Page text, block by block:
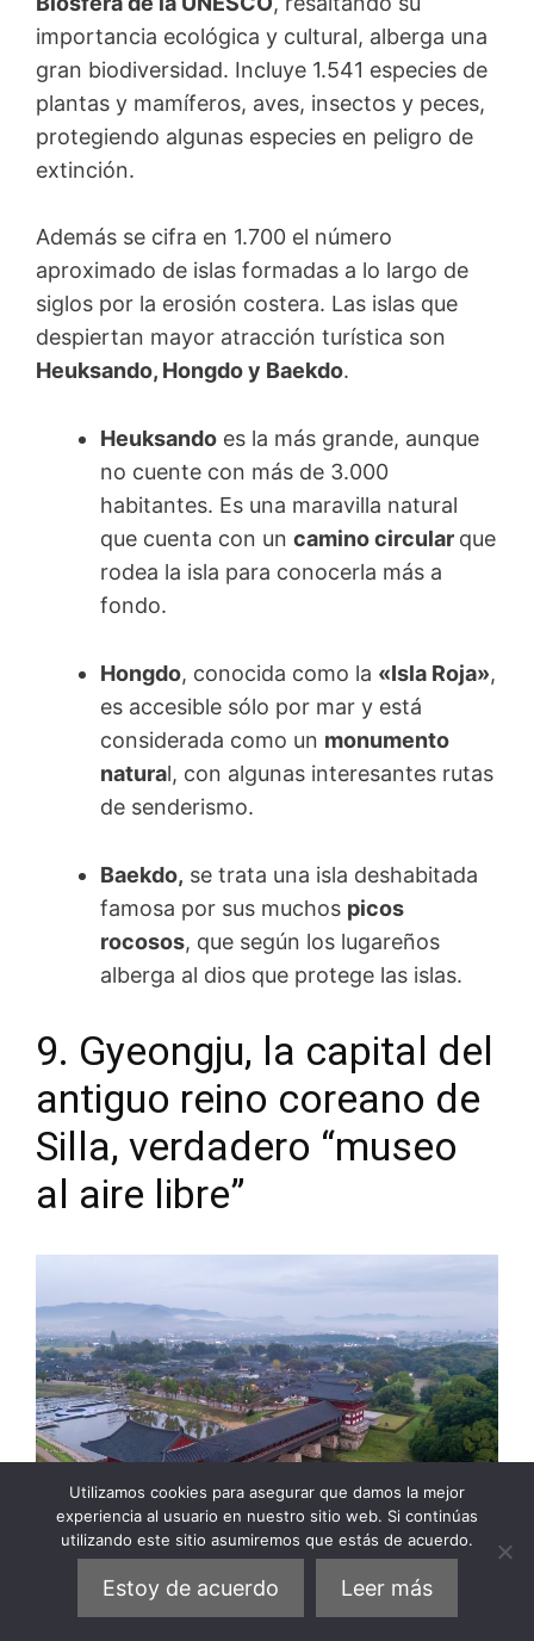
importancia ecológica y cultural, alberga una
gran biodiversidad. Incluye 1.541 especies de
plantas y mamíferos, aves, insectos y peces,
protegiendo algunas especies en peligro de
extinción.
Además se cifra en 1.700 el número
aproximado de islas formadas a lo largo de
siglos por la erosión costera. Las islas que
despiertan mayor atracción turística son
Heuksando, Hongdo y Baekdo.
Heuksando es la más grande, aunque
no cuente con más de 3.000
habitantes. Es una maravilla natural
que cuenta con un camino circular que
rodea la isla para conocerla más a
fondo.
Hongdo, conocida como la «Isla Roja»,
es accesible sólo por mar y está
considerada como un monumento
natural, con algunas interesantes rutas
de senderismo.
Baekdo, se trata una isla deshabitada
famosa por sus muchos picos
rocosos, que según los lugareños
alberga al dios que protege las islas.
9. Gyeongju, la capital del
antiguo reino coreano de
Silla, verdadero “museo
al aire libre”
La ciudad de Gyeongju fue capital delantiguo
Utilizamos cookies para asegurar que damos la mejor
experiencia al usuario en nuestro sitio web. Si continúas
utilizando este sitio asumiremos que estás de acuerdo.
Estoy de acuerdo Leer más